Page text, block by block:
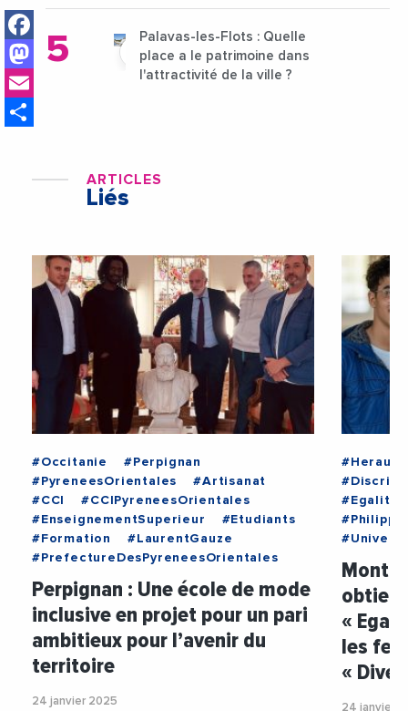
Facebook
Mastodon
Palavas-les-Flots : Quelle
place a le patrimoine dans
l'attractivité de la ville ?
ARTICLES
Liés
#Occitanie
#Perpignan
#PyreneesOrientales
#Artisanat
#CCI
#CCIPyreneesOrientales
#EnseignementSuperieur
#Etudiants
#Formation
#LaurentGauze
#PrefectureDesPyreneesOrientales
Perpignan : Une école de mode
inclusive en projet pour un pari
ambitieux pour l’avenir du
territoire
24 janvier 2025
#Herault
«
les
«
24 janvier